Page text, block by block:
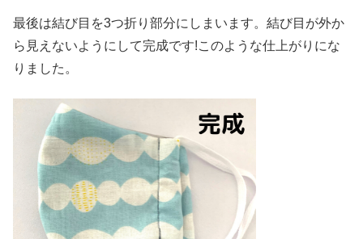
最後は結び目を3つ折り部分にしまいます。結び目が外か
ら見えないようにして完成です!このような仕上がりにな
りました。